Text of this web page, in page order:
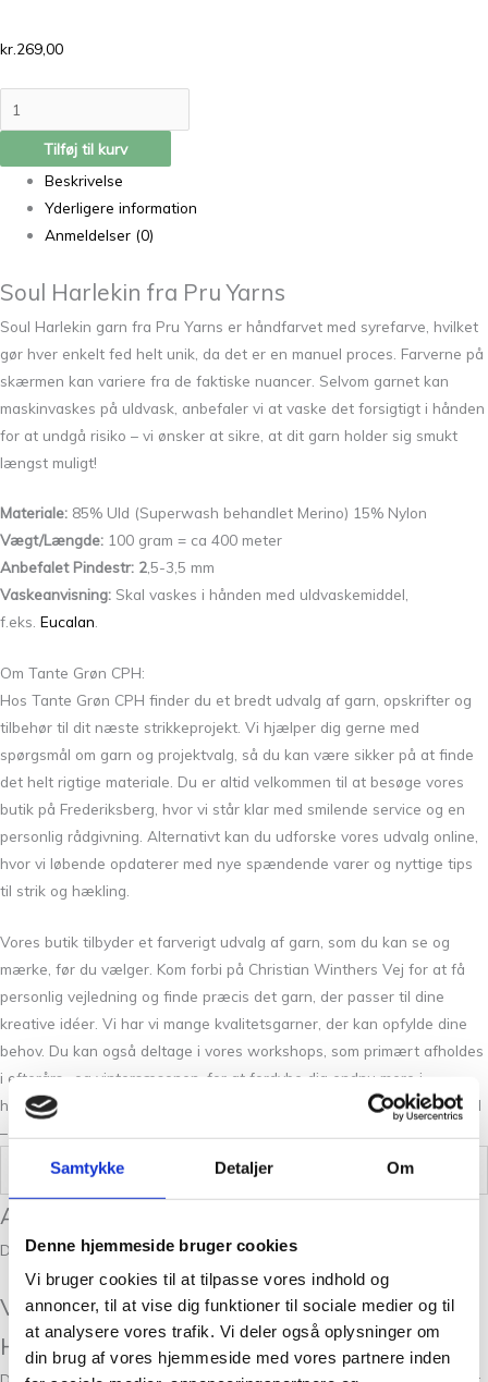
Samtykke Detaljer Om
Denne hjemmeside bruger cookies
Vi bruger cookies til at tilpasse vores indhold og
annoncer, til at vise dig funktioner til sociale medier og til
at analysere vores trafik. Vi deler også oplysninger om
din brug af vores hjemmeside med vores partnere inden
kr. 269,00
Tilføj til kurv
Beskrivelse
Yderligere information
Anmeldelser (0)
Soul Harlekin fra Pru Yarns
Soul Harlekin garn fra Pru Yarns er håndfarvet med syrefarve, hvilket
gør hver enkelt fed helt unik, da det er en manuel proces. Farverne på
skærmen kan variere fra de faktiske nuancer. Selvom garnet kan
maskinvaskes på uldvask, anbefaler vi at vaske det forsigtigt i hånden
for at undgå risiko – vi ønsker at sikre, at dit garn holder sig smukt
længst muligt!
Materiale: 85% Uld (Superwash behandlet Merino) 15% Nylon
Vægt/Længde: 100 gram = ca 400 meter
Anbefalet Pindestr: 2,5-3,5 mm
Vaskeanvisning: Skal vaskes i hånden med uldvaskemiddel,
f.eks. Eucalan.
Om Tante Grøn CPH:
Hos Tante Grøn CPH finder du et bredt udvalg af garn, opskrifter og
tilbehør til dit næste strikkeprojekt. Vi hjælper dig gerne med
spørgsmål om garn og projektvalg, så du kan være sikker på at finde
det helt rigtige materiale. Du er altid velkommen til at besøge vores
butik på Frederiksberg, hvor vi står klar med smilende service og en
personlig rådgivning. Alternativt kan du udforske vores udvalg online,
hvor vi løbende opdaterer med nye spændende varer og nyttige tips
til strik og hækling.
Vores butik tilbyder et farverigt udvalg af garn, som du kan se og
mærke, før du vælger. Kom forbi på Christian Winthers Vej for at få
personlig vejledning og finde præcis det garn, der passer til dine
kreative idéer. Vi har vi mange kvalitetsgarner, der kan opfylde dine
behov. Du kan også deltage i vores workshops, som primært afholdes
i efterårs- og vintersæsonen, for at fordybe dig endnu mere i
håndarbejdets verden. Kontakt os via hjemmeside, telefon eller e-mail
– vi er her for at hjælpe dig godt i gang med dit næste projekt.
Vægt ,100 kg
Anmeldelser
Der er endnu ikke nogle anmeldelser.
Vær den første til at anmelde “Soul
Harlekin”